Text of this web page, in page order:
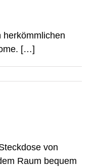
herkömmlichen
[…]
von
Raum bequem